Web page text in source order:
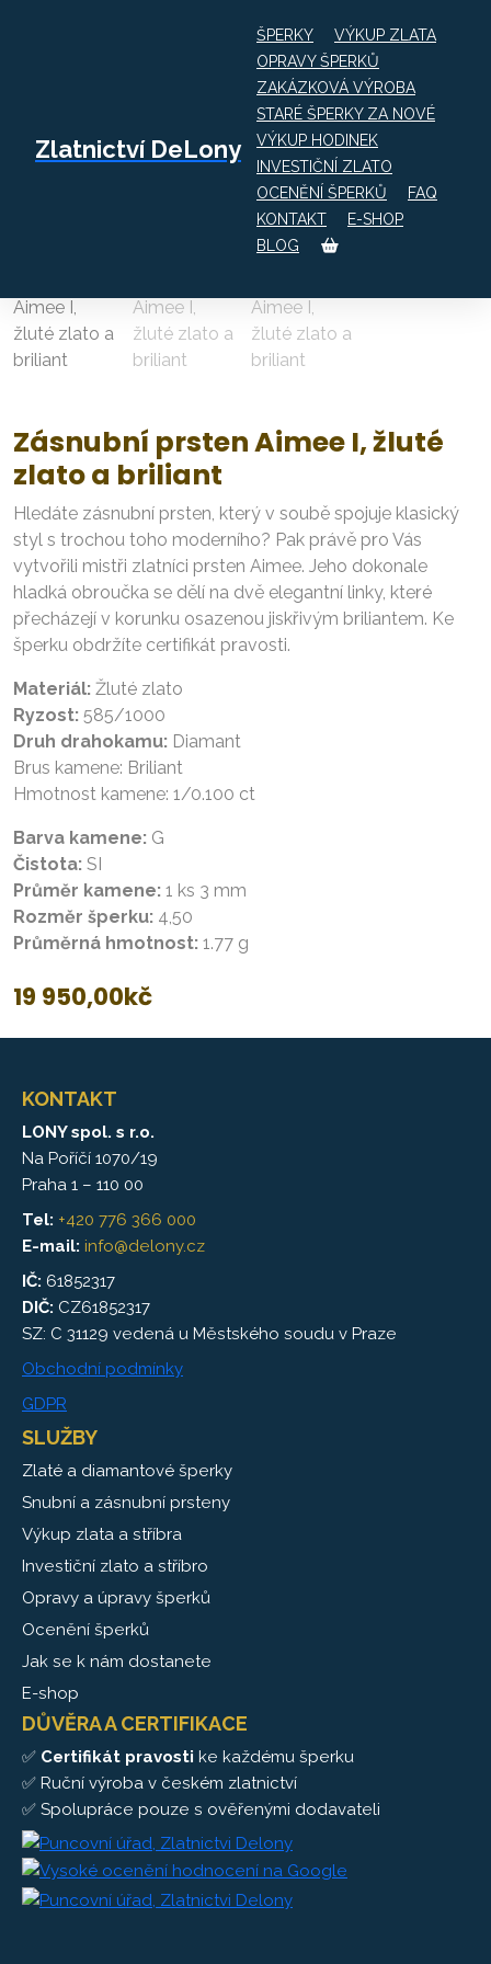
Zlatnictví DeLony
ŠPERKY
VÝKUP ZLATA
OPRAVY ŠPERKŮ
ZAKÁZKOVÁ VÝROBA
STARÉ ŠPERKY ZA NOVÉ
VÝKUP HODINEK
INVESTIČNÍ ZLATO
OCENĚNÍ ŠPERKŮ
FAQ
KONTAKT
E-SHOP
BLOG
Zásnubní prsten Aimee I, žluté zlato a
briliant
Zásnubní prsten Aimee I, žluté
zlato a briliant
Hledáte zásnubní prsten, který v soubě spojuje klasický
styl s trochou toho moderního? Pak právě pro Vás
vytvořili mistři zlatníci prsten Aimee. Jeho dokonale
hladká obroučka se dělí na dvě elegantní linky, které
přecházejí v korunku osazenou jiskřivým briliantem. Ke
šperku obdržíte certifikát pravosti.
Materiál: Žluté zlato
Ryzost: 585/1000
Druh drahokamu: Diamant
Brus kamene: Briliant
Hmotnost kamene: 1/0.100 ct
Barva kamene: G
Čistota: SI
Průměr kamene: 1 ks 3 mm
Rozměr šperku: 4,50
Průměrná hmotnost: 1.77 g
19 950,00kč
KONTAKT
LONY spol. s r.o.
Na Poříčí 1070/19
Praha 1 – 110 00
Tel: +420 776 366 000
E-mail: info@delony.cz
IČ: 61852317
DIČ: CZ61852317
SZ: C 31129 vedená u Městského soudu v Praze
Obchodní podmínky
GDPR
SLUŽBY
Zlaté a diamantové šperky
Snubní a zásnubní prsteny
Výkup zlata a stříbra
Investiční zlato a stříbro
Opravy a úpravy šperků
Ocenění šperků
Jak se k nám dostanete
E-shop
DŮVĚRA A CERTIFIKACE
✅ Certifikát pravosti ke každému šperku
✅ Ruční výroba v českém zlatnictví
✅ Spolupráce pouze s ověřenými dodavateli